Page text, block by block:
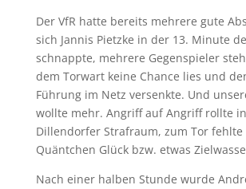
Der VfR hatte bereits mehrere gute
sich Jannis Pietzke in der 13. Minute
schnappte, mehrere Gegenspieler
dem Torwart keine Chance lies und
Führung im Netz versenkte. Und
wollte mehr. Angriff auf Angriff rollte
Dillendorfer Strafraum, zum Tor fehlte
Quäntchen Glück bzw. etwas
Nach einer halben Stunde wurde